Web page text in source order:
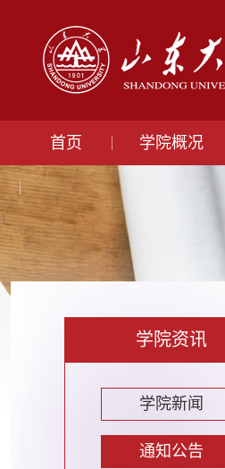
首页 学院概况
学院资讯
学院新闻
通知公告